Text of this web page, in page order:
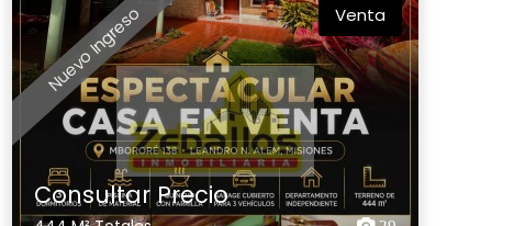
Nuevo Ingreso Venta
Consultar Precio